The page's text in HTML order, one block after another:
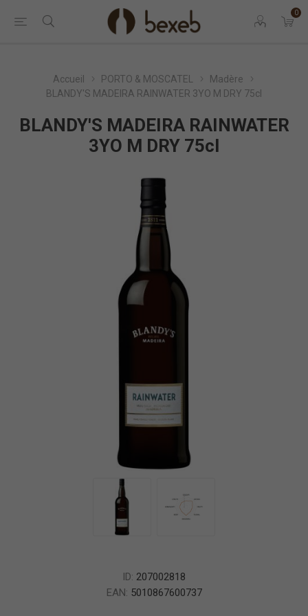
0
Accueil PORTO & MOSCATEL
Madère
BLANDY'S MADEIRA RAINWATER 3YO M DRY 75cl
BLANDY'S MADEIRA RAINWATER
3YO M DRY 75cl
ID: 207002818
EAN: 5010867600737